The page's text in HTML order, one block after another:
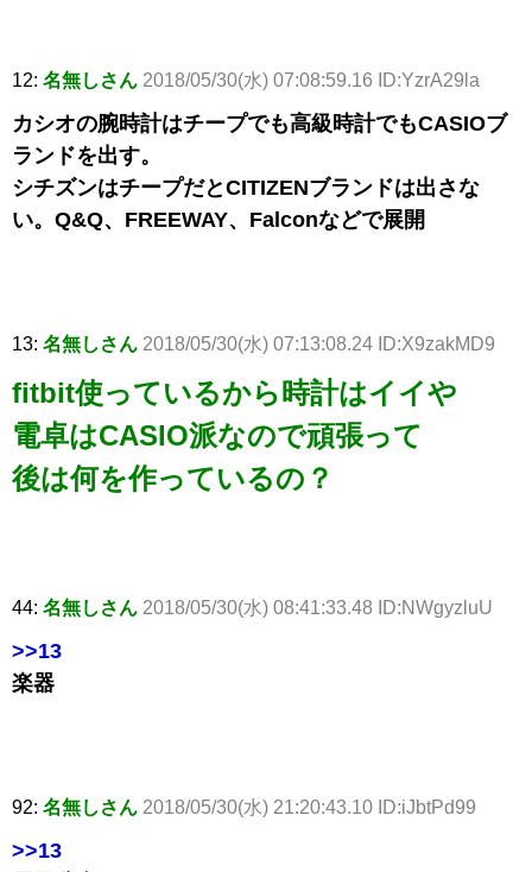
12: 名無しさん 2018/05/30(水) 07:08:59.16 ID:YzrA29la
カシオの腕時計はチープでも高級時計でもCASIOブ
ランドを出す。
シチズンはチープだとCITIZENブランドは出さな
い。Q&Q、FREEWAY、Falconなどで展開
13: 名無しさん 2018/05/30(水) 07:13:08.24 ID:X9zakMD9
fitbit使っているから時計はイイや
電卓はCASIO派なので頑張って
後は何を作っているの？
44: 名無しさん 2018/05/30(水) 08:41:33.48 ID:NWgyzluU
>>13
楽器
92: 名無しさん 2018/05/30(水) 21:20:43.10 ID:iJbtPd99
>>13